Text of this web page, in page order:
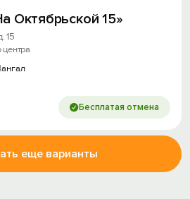
Октябрьской 15»
15
центра
Бесплатая отмена
еще варианты